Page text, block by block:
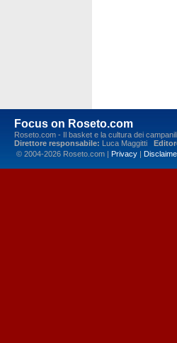
Focus on Roseto.com
Roseto.com - Il basket e la cultura dei
Direttore responsabile: Luca Maggitti
© 2004-2026 Roseto.com | Privacy |